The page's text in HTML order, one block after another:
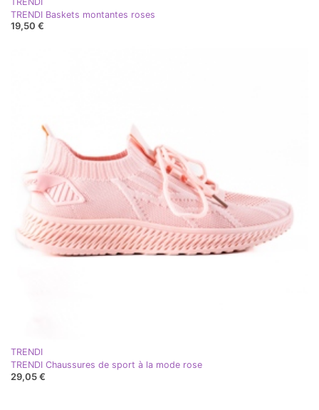
TRENDI Baskets montantes roses
19,50 €
TRENDI
TRENDI Chaussures de sport à la mode rose
29,05 €